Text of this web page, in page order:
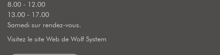
8.00 - 12.00
13.00 - 17.00
Samedi sur rendez-vous.
Visitez le site Web de Wolf System